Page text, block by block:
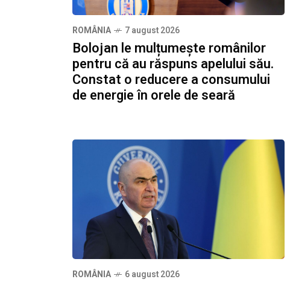
ROMÂNIA 7 august 2026
Bolojan le mulțumește românilor
pentru că au răspuns apelului său.
Constat o reducere a consumului
de energie în orele de seară
ROMÂNIA 6 august 2026